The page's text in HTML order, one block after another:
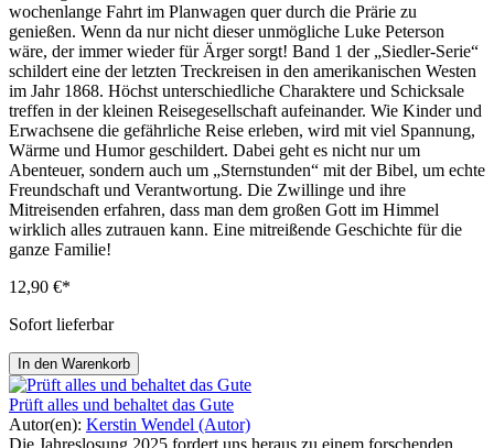
wochenlange Fahrt im Planwagen quer durch die Prärie zu
genießen. Wenn da nur nicht dieser unmögliche Luke Peterson
wäre, der immer wieder für Ärger sorgt! Band 1 der „Siedler-Serie“
schildert eine der letzten Treckreisen in den amerikanischen Westen
im Jahr 1868. Höchst unterschiedliche Charaktere und Schicksale
treffen in der kleinen Reisegesellschaft aufeinander. Wie Kinder und
Erwachsene die gefährliche Reise erleben, wird mit viel Spannung,
Wärme und Humor geschildert. Dabei geht es nicht nur um
Abenteuer, sondern auch um „Sternstunden“ mit der Bibel, um echte
Freundschaft und Verantwortung. Die Zwillinge und ihre
Mitreisenden erfahren, dass man dem großen Gott im Himmel
wirklich alles zutrauen kann. Eine mitreißende Geschichte für die
ganze Familie!
12,90 €*
Sofort lieferbar
In den Warenkorb
Prüft alles und behaltet das Gute
Autor(en): Kerstin Wendel (Autor)
Die Jahreslosung 2025 fordert uns heraus zu einem forschenden